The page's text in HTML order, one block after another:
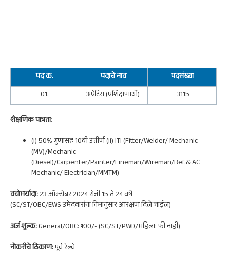
पद क्र. पदाचे नाव
पदसंख्या
01.
अप्रेंटिस (प्रशिक्षणार्थी) 3115
शैक्षणिक पात्रता:
(i) 50% गुणांसह 10वी उत्तीर्ण (ii) ITI (Fitter/Welder/ Mechanic
(MV)/Mechanic
(Diesel)/Carpenter/Painter/Lineman/Wireman/Ref.& AC
Mechanic/ Electrician/MMTM)
वयोमर्यादा:23 ऑक्टोबर 2024 रोजी 15 ते 24 वर्षे
(SC/ST/OBC/EWS उमेदवारांना निमानुसार आरक्षण दिले जाईल)
अर्ज शुल्क:General/OBC: ₹100/- (SC/ST/PWD/महिला: फी नाही)
नोकरीचे ठिकाण:पूर्व रेल्वे